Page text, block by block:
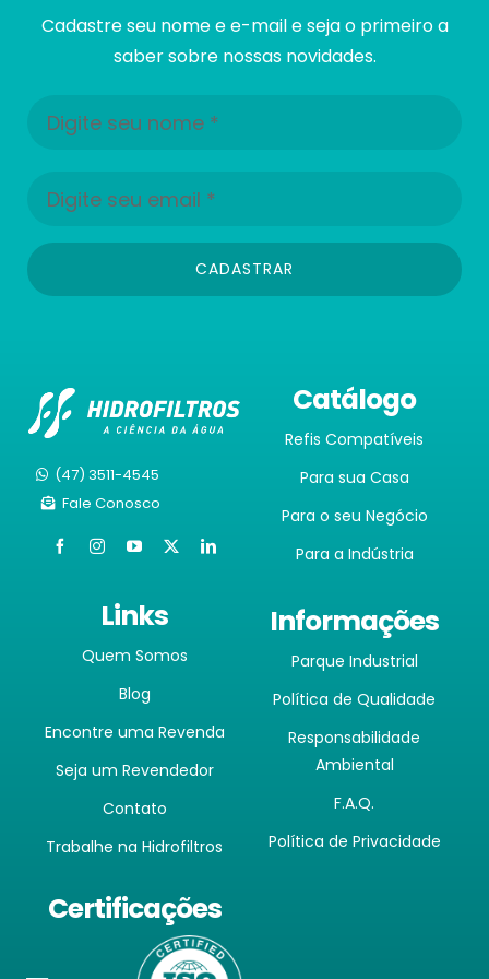
Cadastre seu nome e e-mail e seja o primeiro a
saber sobre nossas novidades.
CADASTRAR
(47) 3511-4545
Fale Conosco
Catálogo
Refis Compatíveis
Para sua Casa
Para o seu Negócio
Para a Indústria
Links
Quem Somos
Blog
Encontre uma Revenda
Seja um Revendedor
Contato
Trabalhe na Hidrofiltros
Informações
Parque Industrial
Política de Qualidade
Responsabilidade
Ambiental
F.A.Q.
Política de Privacidade
Certificações